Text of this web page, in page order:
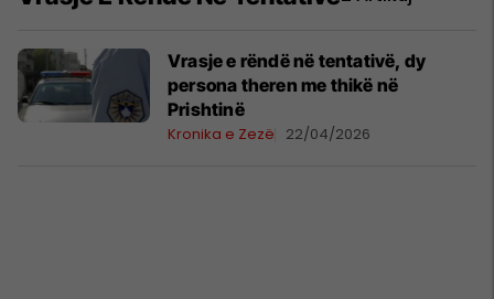
Vrasje e rëndë në tentativë, dy
persona theren me thikë në
Prishtinë
Kronika e Zezë 22/04/2026